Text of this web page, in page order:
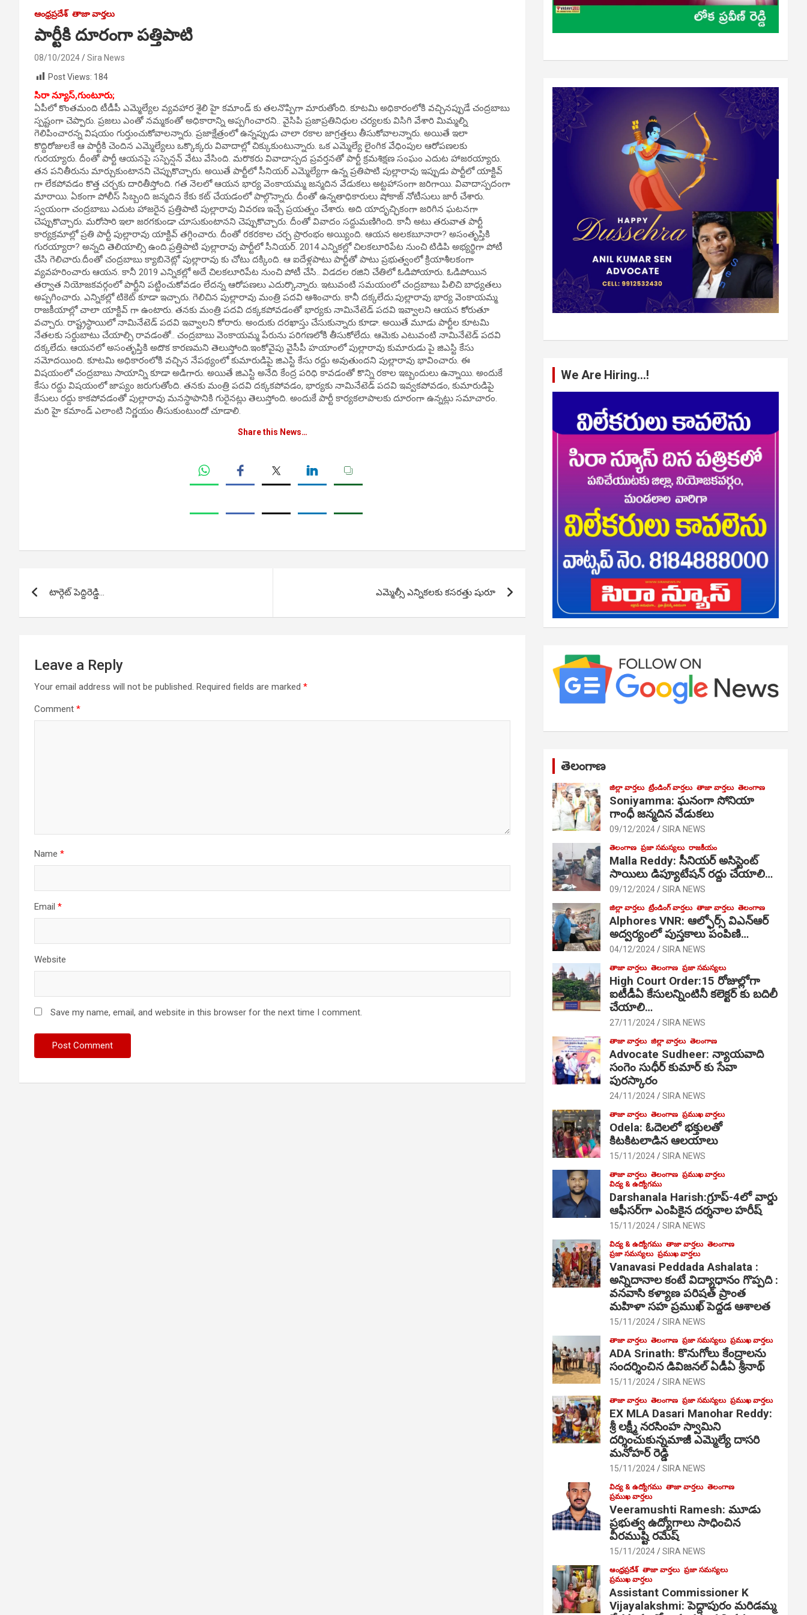
ఆంధ్రప్రదేశ్ తాజా వార్తలు
పార్టీకి దూరంగా పత్తిపాటి
08/10/2024
Sira News
Post Views: 184
సిరా న్యూస్,గుంటూరు;
ఏపీలో కొంతమంది టీడీపీ ఎమ్మెల్యేల వ్యవహార శైలి హై కమాండ్ కు తలనొప్పిగా మారుతోంది. కూటమి అధికారంలోకి వచ్చినప్పుడే చంద్రబాబు
స్పష్టంగా చెప్పారు. ప్రజలు ఎంతో నమ్మకంతో అధికారాన్ని అప్పగించారని.. వైసిపి ప్రజాప్రతినిధుల చర్యలకు విసిగి వేశారి మిమ్మల్ని
గెలిపించారన్న విషయం గుర్తుంచుకోవాలన్నారు. ప్రజాక్షేత్రంలో ఉన్నప్పుడు చాలా రకాల జాగ్రత్తలు తీసుకోవాలన్నారు. అయితే ఇలా
కొద్దిరోజులకే ఆ పార్టీకి చెందిన ఎమ్మెల్యేలు ఒక్కొక్కరు వివాదాల్లో చిక్కుకుంటున్నారు. ఒక ఎమ్మెల్యే లైంగిక వేధింపుల ఆరోపణలకు
గురయ్యారు. దీంతో పార్టీ ఆయనపై సస్పెన్షన్ వేటు వేసింది. మరొకరు వివాదాస్పద ప్రవర్తనతో పార్టీ క్రమశిక్షణ సంఘం ఎదుట హాజరయ్యారు.
తన పనితీరును మార్చుకుంటానని చెప్పుకొచ్చారు. అయితే పార్టీలో సీనియర్ ఎమ్మెల్యేగా ఉన్న ప్రతిపాటి పుల్లారావు ఇప్పుడు పార్టీలో యాక్టివ్
గా లేకపోవడం కొత్త చర్చకు దారితీస్తోంది. గత నెలలో ఆయన భార్య వెంకాయమ్మ జన్మదిన వేడుకలు అట్టహాసంగా జరిగాయి. వివాదాస్పదంగా
మారాయి. ఏకంగా పోలీస్ సిబ్బంది జన్మదిన కేకు కట్ చేయడంలో పాల్గొన్నారు. దీంతో ఉన్నతాధికారులు షోకాజ్ నోటీసులు జారీ చేశారు.
స్వయంగా చంద్రబాబు ఎదుట హాజరైన ప్రత్తిపాటి పుల్లారావు వివరణ ఇచ్చే ప్రయత్నం చేశారు. అది యాదృచ్ఛికంగా జరిగిన ఘటనగా
చెప్పుకొచ్చారు. మరోసారి ఇలా జరగకుండా చూసుకుంటానని చెప్పుకొచ్చారు. దీంతో వివాదం సద్దుమణిగింది. కానీ అటు తరువాత పార్టీ
కార్యక్రమాల్లో ప్రతి పార్టీ పుల్లారావు యాక్టివ్ తగ్గించారు. దీంతో రకరకాల చర్చ ప్రారంభం అయ్యింది. ఆయన అలకబూనారా? అసంతృప్తికి
గురయ్యారా? అన్నది తెలియాల్సి ఉంది.ప్రత్తిపాటి పుల్లారావు పార్టీలో సీనియర్. 2014 ఎన్నికల్లో చిలకలూరిపేట నుంచి టిడిపి అభ్యర్థిగా పోటీ
చేసి గెలిచారు.దీంతో చంద్రబాబు క్యాబినెట్లో పుల్లారావు కు చోటు దక్కింది. ఆ ఐదేళ్లపాటు పార్టీతో పాటు ప్రభుత్వంలో క్రియాశీలకంగా
వ్యవహరించారు ఆయన. కానీ 2019 ఎన్నికల్లో అదే చిలకలూరిపేట నుంచి పోటీ చేసి.. విడదల రజిని చేతిలో ఓడిపోయారు. ఓడిపోయిన
తర్వాత నియోజకవర్గంలో పార్టీని పట్టించుకోవడం లేదన్న ఆరోపణలు ఎదుర్కొన్నారు. ఇటువంటి సమయంలో చంద్రబాబు పిలిచి బాధ్యతలు
అప్పగించారు. ఎన్నికల్లో టికెట్ కూడా ఇచ్చారు. గెలిచిన పుల్లారావు మంత్రి పదవి ఆశించారు. కానీ దక్కలేదు.పుల్లారావు భార్య వెంకాయమ్మ
రాజకీయాల్లో చాలా యాక్టివ్ గా ఉంటారు. తనకు మంత్రి పదవి దక్కకపోవడంతో భార్యకు నామినేటెడ్ పదవి ఇవ్వాలని ఆయన కోరుతూ
వచ్చారు. రాష్ట్రస్థాయిలో నామినేటెడ్ పదవి ఇవ్వాలని కోరారు. అందుకు దరఖాస్తు చేసుకున్నారు కూడా. అయితే మూడు పార్టీల కూటమి
నేతలకు సర్దుబాటు చేయాల్సి రావడంతో.. చంద్రబాబు వెంకాయమ్మ పేరును పరిగణలోకి తీసుకోలేదు. ఆమెకు ఎటువంటి నామినేటెడ్ పదవి
దక్కలేదు. ఆయనలో అసంతృప్తికి అదొక కారణమని తెలుస్తోంది.ఇంకోవైపు వైసీపీ హయాంలో పుల్లారావు కుమారుడు పై జిఎస్టి కేసు
నమోదయింది. కూటమి అధికారంలోకి వచ్చిన నేపథ్యంలో కుమారుడిపై జిఎస్టి కేసు రద్దు అవుతుందని పుల్లారావు భావించారు. ఈ
విషయంలో చంద్రబాబు సాయాన్ని కూడా అడిగారు. అయితే జిఎస్టి అనేది కేంద్ర పరిధి కావడంతో కొన్ని రకాల ఇబ్బందులు ఉన్నాయి. అందుకే
కేసు రద్దు విషయంలో జాప్యం జరుగుతోంది. తనకు మంత్రి పదవి దక్కకపోవడం, భార్యకు నామినేటెడ్ పదవి ఇవ్వకపోవడం, కుమారుడిపై
కేసులు రద్దు కాకపోవడంతో పుల్లారావు మనస్థాపానికి గురైనట్లు తెలుస్తోంది. అందుకే పార్టీ కార్యకలాపాలకు దూరంగా ఉన్నట్లు సమాచారం.
మరి హై కమాండ్ ఎలాంటి నిర్ణయం తీసుకుంటుందో చూడాలి.
Share this News…
navigation
టార్గెట్ పెద్దిరెడ్డి… ఎమ్మెల్సీ ఎన్నికలకు కసరత్తు షురూ
Leave a Reply
Your email address will not be published. Required fields are marked *
Comment *
Name *
Email *
Website
Save my name, email, and website in this browser for the next time I comment.
We Are Hiring…!
తెలంగాణ
జిల్లా వార్తలు ట్రేండింగ్ వార్తలు తాజా వార్తలు తెలంగాణ
Soniyamma: ఘ‌నంగా సోనియా
గాంధీ జ‌న్మ‌దిన వేడుక‌లు
09/12/2024 SIRA NEWS
తెలంగాణ ప్రజా సమస్యలు రాజకీయం
Malla Reddy: సీనియర్ అసిస్టెంట్
సాయిలు డిప్యూటేషన్ రద్దు చేయాలి…
09/12/2024 SIRA NEWS
జిల్లా వార్తలు ట్రేండింగ్ వార్తలు తాజా వార్తలు తెలంగాణ
Alphores VNR: ఆల్ఫోర్స్ విఎన్ఆర్
అద్వర్యంలో పుస్తకాలు పంపిణి…
04/12/2024 SIRA NEWS
తాజా వార్తలు తెలంగాణ ప్రజా సమస్యలు
High Court Order:15 రోజుల్లోగా
ఐటీడీఏ కేసులన్నింటినీ కలెక్టర్ కు బదిలీ
చేయాలి…
27/11/2024 SIRA NEWS
తాజా వార్తలు జిల్లా వార్తలు తెలంగాణ
Advocate Sudheer: న్యాయవాది
సంగెం సుధీర్ కుమార్ కు సేవా
పురస్కారం
24/11/2024 SIRA NEWS
తాజా వార్తలు తెలంగాణ ప్రముఖ వార్తలు
Odela: ఓదెల‌లో భక్తులతో
కిటకిటలాడిన ఆల‌యాలు
15/11/2024 SIRA NEWS
తాజా వార్తలు తెలంగాణ ప్రముఖ వార్తలు
విద్య & ఉద్యోగము
Darshanala Harish:గ్రూప్-4లో వార్డు
ఆఫీసర్‌గా ఎంపికైన దర్శనాల హరీష్
15/11/2024 SIRA NEWS
విద్య & ఉద్యోగము తాజా వార్తలు తెలంగాణ
ప్రజా సమస్యలు ప్రముఖ వార్తలు
Vanavasi Peddada Ashalata :
అన్నిదానాల కంటే విద్యాధానం గొప్పది :
వనవాసి కళ్యాణ పరిషత్ ప్రాంత
మహిళా సహ ప్రముఖ్ పెద్దడ ఆశాలత
15/11/2024 SIRA NEWS
తాజా వార్తలు తెలంగాణ ప్రజా సమస్యలు ప్రముఖ వార్తలు
ADA Srinath: కొనుగోలు కేంద్రాల‌ను
సంద‌ర్శించిన డివిజనల్ ఏడీఏ శ్రీనాథ్
15/11/2024 SIRA NEWS
తాజా వార్తలు తెలంగాణ ప్రజా సమస్యలు ప్రముఖ వార్తలు
EX MLA Dasari Manohar Reddy:
శ్రీ లక్ష్మీ నరసింహ స్వామిని
దర్శించుకున్నమాజీ ఎమ్మెల్యే దాసరి
మనోహర్ రెడ్డి
15/11/2024 SIRA NEWS
విద్య & ఉద్యోగము తాజా వార్తలు తెలంగాణ
ప్రముఖ వార్తలు
Veeramushti Ramesh: మూడు
ప్రభుత్వ ఉద్యోగాలు సాధించిన
వీరముష్టి రమేష్
15/11/2024 SIRA NEWS
ఆంధ్రప్రదేశ్ తాజా వార్తలు ప్రజా సమస్యలు
ప్రముఖ వార్తలు
Assistant Commissioner K
Vijayalakshmi: పెద్దాపురం మరిడమ్మ